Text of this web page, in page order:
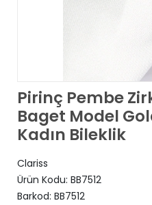
Pirinç Pembe
Baget Model
Kadın Bileklik
Clariss
Ürün Kodu: BB7512
Barkod: BB7512